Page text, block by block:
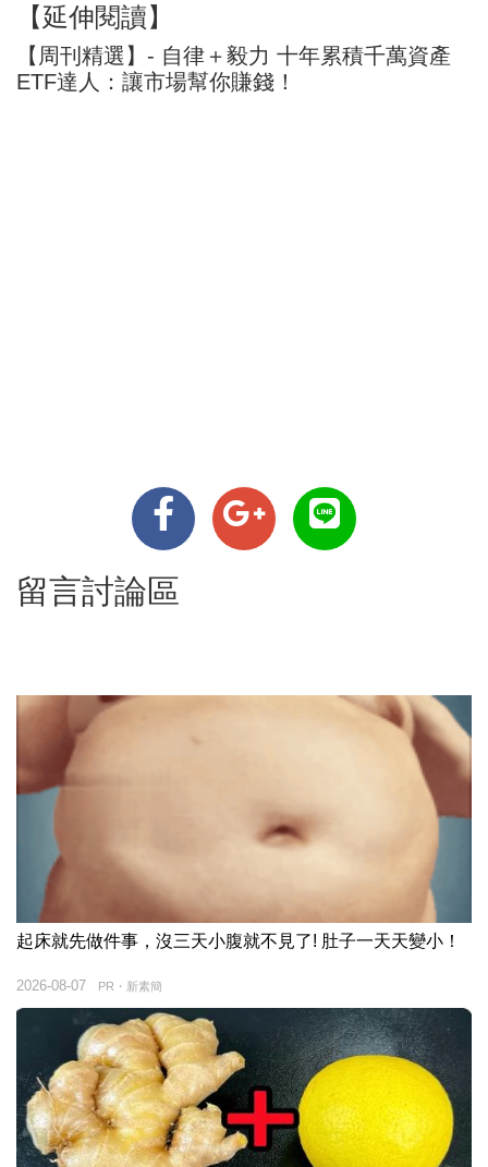
【延伸閱讀】
【周刊精選】- 自律＋毅力 十年累積千萬資產
ETF達人：讓市場幫你賺錢！
留言討論區
起床就先做件事，沒三天小腹就不見了! 肚子一天天變小！
PR・新素簡
2026-08-07